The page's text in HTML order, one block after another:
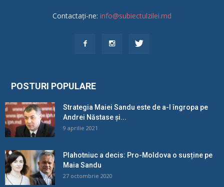
Contactați-ne: info@subiectulzilei.md
POSTURI POPULARE
Strategia Maiei Sandu este de a-l îngropa pe
Andrei Năstase și...
9 aprilie 2021
Plahotniuc a decis: Pro-Moldova o susține pe
Maia Sandu
27 octombrie 2020